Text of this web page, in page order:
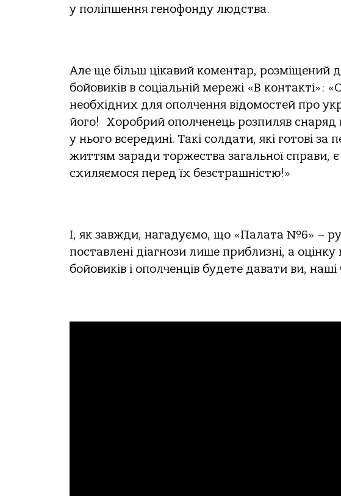
у поліпшення генофонду людства.
Але ще більш цікавий коментар, розміщений
бойовиків в соціальній мережі «В контакті»:
необхідних для ополчення відомостей про
його! Хоробрий ополченець розпиляв снаряд
у нього всередині. Такі солдати, які готові
життям заради торжества загальної справи,
схиляємося перед їх безстрашністю!»
І, як завжди, нагадуємо, що «Палата №6» –
поставлені діагнози лише приблизні, а
бойовиків і ополченців будете давати ви,